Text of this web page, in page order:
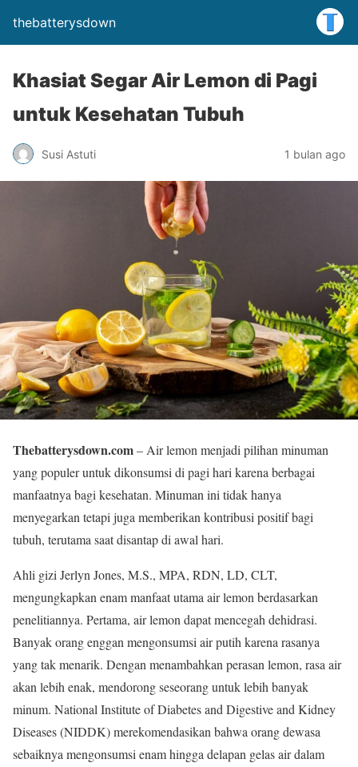
thebatterysdown
Khasiat Segar Air Lemon di Pagi
untuk Kesehatan Tubuh
Susi Astuti 1 bulan ago
Thebatterysdown.com– Air lemon menjadi pilihan minuman
yang populer untuk dikonsumsi di pagi hari karena berbagai
manfaatnya bagi kesehatan. Minuman ini tidak hanya
menyegarkan tetapi juga memberikan kontribusi positif bagi
tubuh, terutama saat disantap di awal hari.
Ahli gizi Jerlyn Jones, M.S., MPA, RDN, LD, CLT,
mengungkapkan enam manfaat utama air lemon berdasarkan
penelitiannya. Pertama, air lemon dapat mencegah dehidrasi.
Banyak orang enggan mengonsumsi air putih karena rasanya
yang tak menarik. Dengan menambahkan perasan lemon, rasa air
akan lebih enak, mendorong seseorang untuk lebih banyak
minum. National Institute of Diabetes and Digestive and Kidney
Diseases (NIDDK) merekomendasikan bahwa orang dewasa
sebaiknya mengonsumsi enam hingga delapan gelas air dalam